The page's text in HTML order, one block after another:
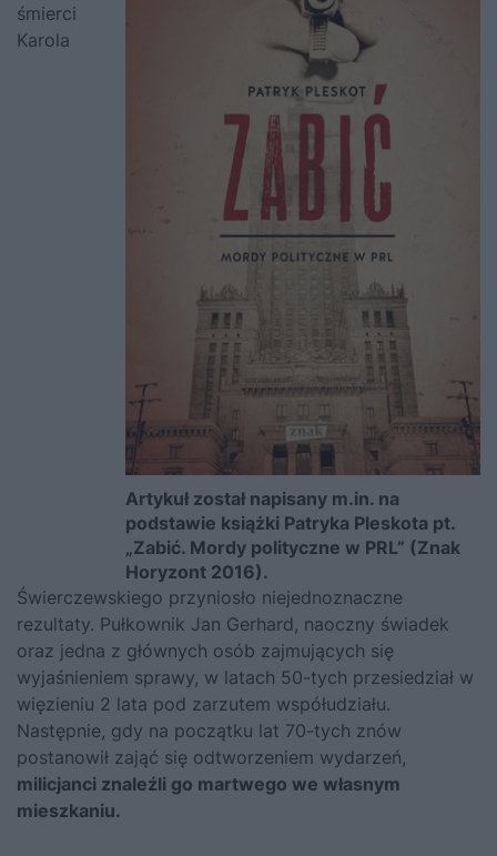
Artykuł został napisany m.in. na
podstawie książki Patryka Pleskota pt.
„Zabić. Mordy polityczne w PRL” (Znak
Horyzont 2016).
śmierci
Karola
Świerczewskiego przyniosło niejednoznaczne
rezultaty. Pułkownik Jan Gerhard, naoczny świadek
oraz jedna z głównych osób zajmujących się
wyjaśnieniem sprawy, w latach 50-tych przesiedział w
więzieniu 2 lata pod zarzutem współudziału.
Następnie, gdy na początku lat 70-tych znów
postanowił zająć się odtworzeniem wydarzeń,
milicjanci znaleźli go martwego we własnym
mieszkaniu.